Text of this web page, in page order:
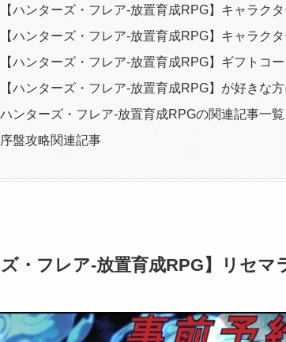
【ハンターズ・フレア-放置育成RPG】キャラク
【ハンターズ・フレア-放置育成RPG】キャラク
【ハンターズ・フレア-放置育成RPG】ギフトコ
【ハンターズ・フレア-放置育成RPG】が好きな
ハンターズ・フレア-放置育成RPGの関連記事一覧
序盤攻略関連記事
ズ・フレア-放置育成RPG】リセマ